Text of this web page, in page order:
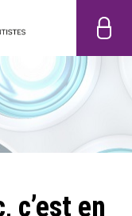
c’est en